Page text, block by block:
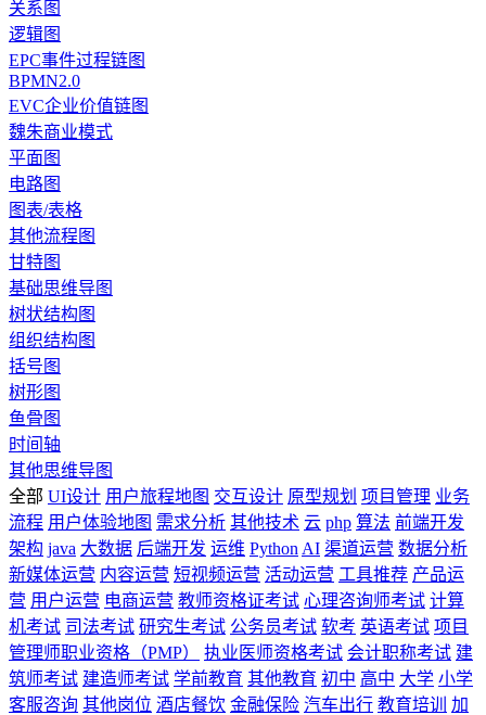
关系图
逻辑图
EPC事件过程链图
BPMN2.0
EVC企业价值链图
魏朱商业模式
平面图
电路图
图表/表格
其他流程图
甘特图
基础思维导图
树状结构图
组织结构图
括号图
树形图
鱼骨图
时间轴
其他思维导图
全部 UI设计 用户旅程地图 交互设计 原型规划 项目管理 业务
流程 用户体验地图 需求分析 其他技术 云 php 算法 前端开发
架构 java 大数据 后端开发 运维 Python AI 渠道运营 数据分析
新媒体运营 内容运营 短视频运营 活动运营 工具推荐 产品运
营 用户运营 电商运营 教师资格证考试 心理咨询师考试 计算
机考试 司法考试 研究生考试 公务员考试 软考 英语考试 项目
管理师职业资格（PMP）
执业医师资格考试 会计职称考试 建
筑师考试 建造师考试 学前教育 其他教育 初中 高中 大学 小学
客服咨询 其他岗位 酒店餐饮 金融保险 汽车出行 教育培训
加